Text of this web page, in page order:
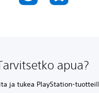
apua?
ja tukea PlayStation-